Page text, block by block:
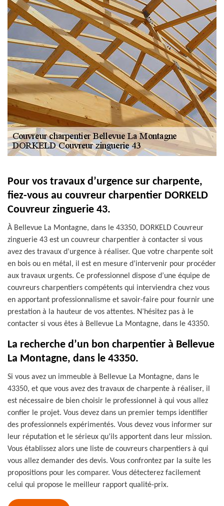
Pour vos travaux d’urgence sur charpente,
fiez-vous au couvreur charpentier DORKELD
Couvreur zinguerie 43.
À Bellevue La Montagne, dans le 43350, DORKELD Couvreur
zinguerie 43 est un couvreur charpentier à contacter si vous
avez des travaux d’urgence à réaliser. Que votre charpente soit
en bois ou en métal, il est en mesure d’intervenir pour procéder
aux travaux urgents. Ce professionnel dispose d’une équipe de
couvreurs charpentiers compétents qui interviendra chez vous
en apportant professionnalisme et savoir-faire pour fournir une
prestation à la hauteur de vos attentes. N’hésitez pas à le
contacter si vous êtes à Bellevue La Montagne, dans le 43350.
La recherche d’un bon charpentier à Bellevue
La Montagne, dans le 43350.
Si vous avez un immeuble à Bellevue La Montagne, dans le
43350, et que vous avez des travaux de charpente à réaliser, il
est nécessaire de bien choisir le professionnel à qui vous allez
confier le projet. Vous devez dans un premier temps identifier
des professionnels expérimentés. Vous devez vous informer sur
leur réputation et le sérieux qu’ils apportent dans leur mission.
Vous établissez alors une liste de couvreurs charpentiers à qui
vous allez demander des devis. Vous confrontez par la suite les
propositions pour les comparer. Vous détecterez facilement
celui qui propose le meilleur rapport qualité-prix.